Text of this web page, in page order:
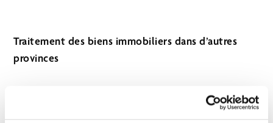
Traitement des biens immobiliers dans d’autres
provinces
Le traitement des biens immobiliers peut être plus
avantageux dans certaines provinces que dans